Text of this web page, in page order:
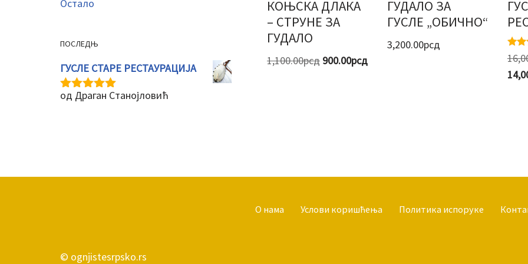
Остало
ПОСЛЕДЊ
ГУСЛЕ СТАРЕ РЕСТАУРАЦИЈА
Оцењено 5
од Драган Станојловић
КОЊСКА ДЛАКА
– СТРУНЕ ЗА
ГУДАЛО
1,100.00рсд 900.00рсд
ГУДАЛО ЗА
ГУСЛЕ „ОБИЧНО“
3,200.00рсд
5.00
од 5
О нама Услови коришћења Политика испоруке
© ognjistesrpsko.rs